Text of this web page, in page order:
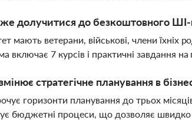
долучитися до безкоштовного ШІ-
мають ветерани, військові, члени їхніх
включає 7 курсів і практичні завдання
стратегічне планування в
горизонти планування до трьох
бюджетні процеси, що дозволяє